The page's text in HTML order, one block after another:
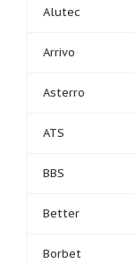
Alutec
Arrivo
Asterro
ATS
BBS
Better
Borbet